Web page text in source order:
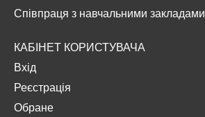
Співпраця з навчальними закладами
КАБІНЕТ КОРИСТУВАЧА
Вхід
Реєстрація
Обране